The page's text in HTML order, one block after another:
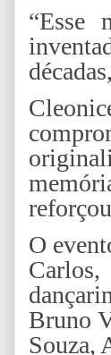
“Esse
O
Bruno
Souza,